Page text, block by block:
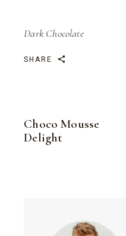
Dark Chocolate
SHARE
Choco Mousse
Delight